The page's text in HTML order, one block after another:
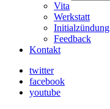
Vita
Werkstatt
Initialzündung
Feedback
Kontakt
twitter
facebook
youtube